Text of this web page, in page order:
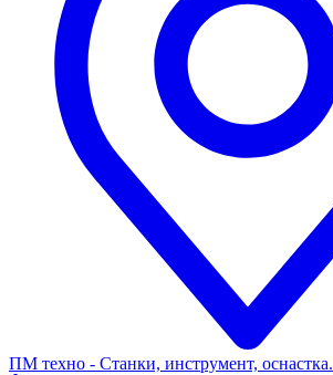
ПМ техно - Станки, инструмент, оснастка.